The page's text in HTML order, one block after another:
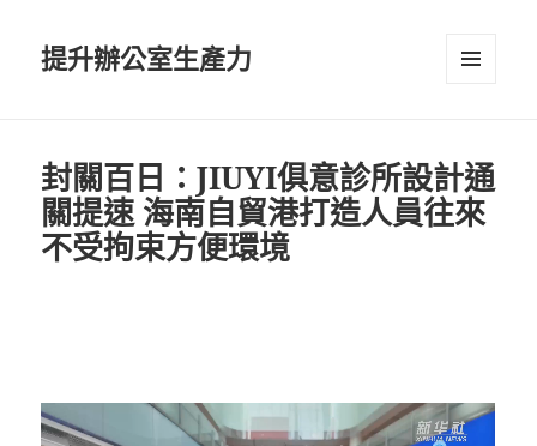
提升辦公室生產力
封關百日：JIUYI俱意診所設計通
關提速 海南自貿港打造人員往來
不受拘束方便環境